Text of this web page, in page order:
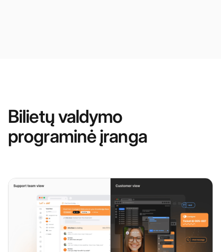
Bilietų valdymo
programinė įranga